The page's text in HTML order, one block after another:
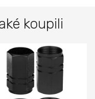
koupili